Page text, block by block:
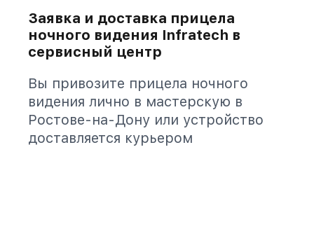
Заявка и доставка прицела
ночного видения Infratech в
сервисный центр
Вы привозите прицела ночного
видения лично в мастерскую в
Ростове-на-Дону или устройство
доставляется курьером